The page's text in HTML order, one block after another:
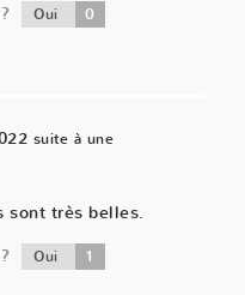
Oui 0
suite à une
sont très belles.
Oui 1